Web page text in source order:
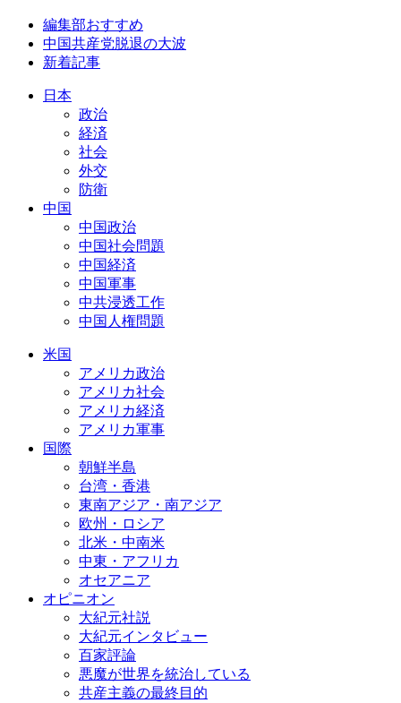
編集部おすすめ
中国共産党脱退の大波
新着記事
日本
政治
経済
社会
外交
防衛
中国
中国政治
中国社会問題
中国経済
中国軍事
中共浸透工作
中国人権問題
米国
アメリカ政治
アメリカ社会
アメリカ経済
アメリカ軍事
国際
朝鮮半島
台湾・香港
東南アジア・南アジア
欧州・ロシア
北米・中南米
中東・アフリカ
オセアニア
オピニオン
大紀元社説
大紀元インタビュー
百家評論
悪魔が世界を統治している
共産主義の最終目的